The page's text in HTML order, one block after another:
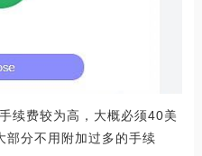
续费较为高，大概必须40美
部分不用附加过多的手续